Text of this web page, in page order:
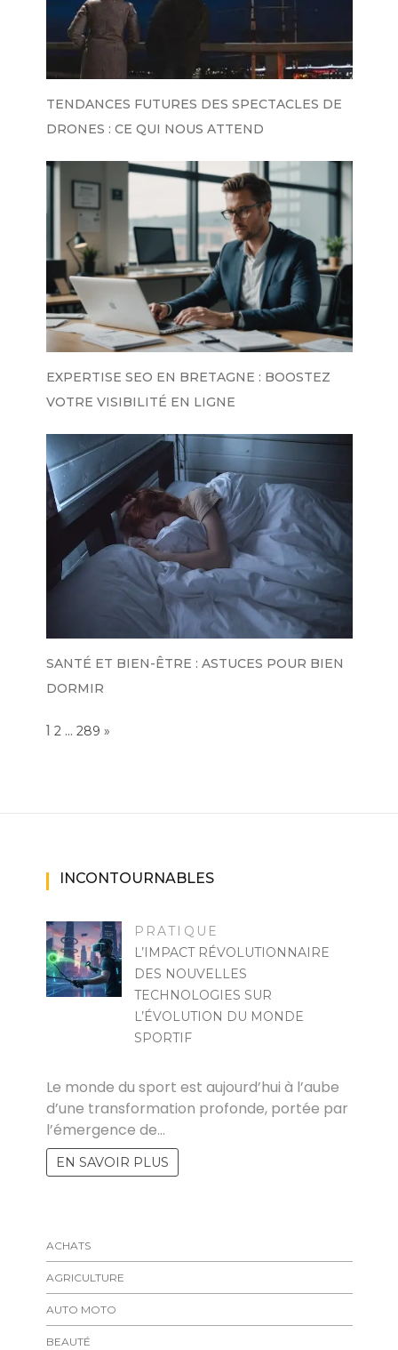
TENDANCES FUTURES DES SPECTACLES DE
DRONES : CE QUI NOUS ATTEND
EXPERTISE SEO EN BRETAGNE : BOOSTEZ
VOTRE VISIBILITÉ EN LIGNE
SANTÉ ET BIEN-ÊTRE : ASTUCES POUR BIEN
DORMIR
Page:
1 2 … 289 NEXT
»
INCONTOURNABLES
PRATIQUE
L’IMPACT RÉVOLUTIONNAIRE
DES NOUVELLES
TECHNOLOGIES SUR
L’ÉVOLUTION DU MONDE
SPORTIF
Le monde du sport est aujourd’hui à l’aube
d’une transformation profonde, portée par
l’émergence de…
EN SAVOIR PLUS
ACHATS
AGRICULTURE
AUTO MOTO
BEAUTÉ